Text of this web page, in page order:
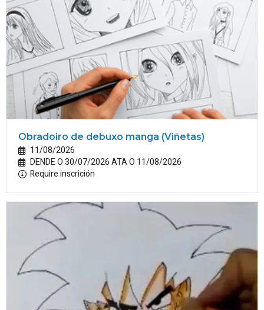
Obradoiro de debuxo manga (Viñetas)
11/08/2026
DENDE O 30/07/2026 ATA O 11/08/2026
Require inscrición